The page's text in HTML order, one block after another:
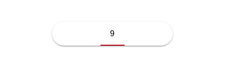
9